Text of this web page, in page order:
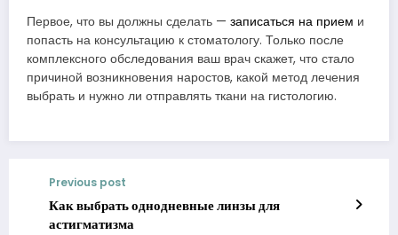
Первое, что вы должны сделать — записаться на прием и
попасть на консультацию к стоматологу. Только после
комплексного обследования ваш врач скажет, что стало
причиной возникновения наростов, какой метод лечения
выбрать и нужно ли отправлять ткани на гистологию.
Previous post
Как выбрать однодневные линзы для
астигматизма